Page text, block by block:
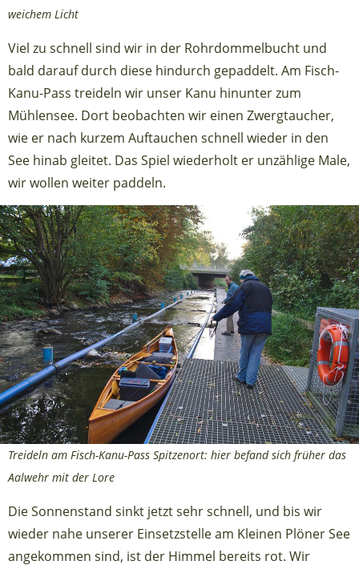
weichem Licht
Viel zu schnell sind wir in der Rohrdommelbucht und
bald darauf durch diese hindurch gepaddelt. Am Fisch-
Kanu-Pass treideln wir unser Kanu hinunter zum
Mühlensee. Dort beobachten wir einen Zwergtaucher,
wie er nach kurzem Auftauchen schnell wieder in den
See hinab gleitet. Das Spiel wiederholt er unzählige Male,
wir wollen weiter paddeln.
Treideln am Fisch-Kanu-Pass Spitzenort: hier befand sich früher das
Aalwehr mit der Lore
Die Sonnenstand sinkt jetzt sehr schnell, und bis wir
wieder nahe unserer Einsetzstelle am Kleinen Plöner See
angekommen sind, ist der Himmel bereits rot. Wir